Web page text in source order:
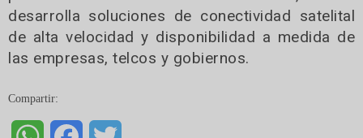
desarrolla soluciones de conectividad satelital
de alta velocidad y disponibilidad a medida de
las empresas, telcos y gobiernos.
Compartir:
WhatsAppFacebook